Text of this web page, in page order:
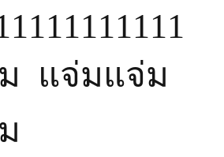
ม แจ่มแจ่ม
แจ่